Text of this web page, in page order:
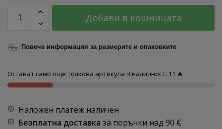
Добави в кошницата
Повече информация за размерите и опаковките
Остават само още толкова артикула В наличност: 11 🔥
Наложен платеж наличен
Безплатна доставка за поръчки над 90 €